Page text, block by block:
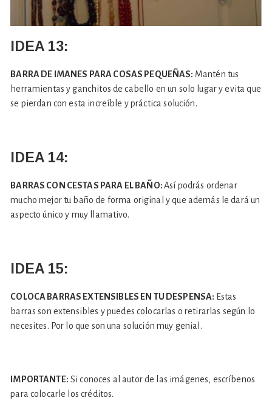
IDEA 13:
BARRA DE IMANES PARA COSAS PEQUEÑAS: Mantén tus
herramientas y ganchitos de cabello en un solo lugar y evita que
se pierdan con esta increíble y práctica solución.
IDEA 14:
BARRAS CON CESTAS PARA EL BAÑO:Así podrás ordenar
mucho mejor tu baño de forma original y que además le dará un
aspecto único y muy llamativo.
IDEA 15:
COLOCA BARRAS EXTENSIBLES EN TU DESPENSA: Estas
barras son extensibles y puedes colocarlas o retirarlas según lo
necesites. Por lo que son una solución muy genial.
IMPORTANTE: Si conoces al autor de las imágenes, escríbenos
para colocarle los créditos.